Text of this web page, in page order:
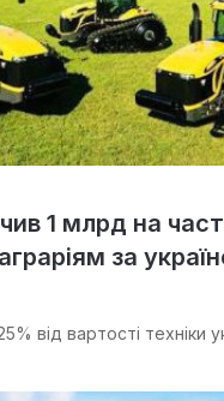
1 млрд на
за
від вартості техніки